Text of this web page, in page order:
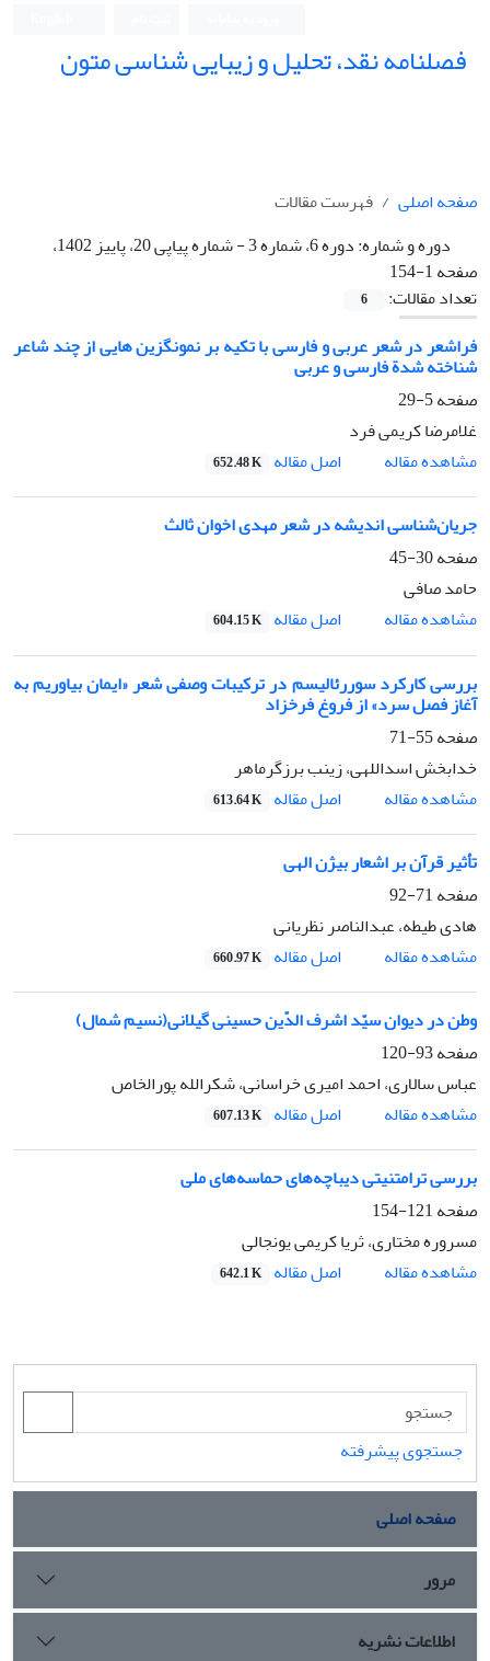
فصلنامه نقد، تحلیل و زیبایی شناسی متون
صفحه اصلی
فهرست مقالات
دوره و شماره:
دوره 6، شماره 3 - شماره پیاپی 20، پاییز 1402،
صفحه 1-154
تعداد مقالات:
6
فراشعر در شعر عربی و فارسی با تکیه بر نمونگزین هایی از چند شاعر
شناخته شدة فارسی و عربی
صفحه5-29
غلامرضا کریمی فرد
مشاهده مقاله
اصل مقاله 652.48 K
جریان‌شناسی اندیشه در شعر مهدی اخوان ثالث
صفحه30-45
حامد صافی
مشاهده مقاله
اصل مقاله 604.15 K
بررسی کارکرد سوررئالیسم در ترکیبات وصفی شعر «ایمان بیاوریم به
آغاز فصل سرد» از فروغ فرخزاد
صفحه55-71
خدابخش اسداللهی، زینب برزگرماهر
مشاهده مقاله
اصل مقاله 613.64 K
تأثیر قرآن بر اشعار بیژن الهی
صفحه71-92
هادی طیطه، عبدالناصر نظریانی
مشاهده مقاله
اصل مقاله 660.97 K
وطن در دیوان سیّد اشرف الدّین حسینی گیلانی(نسیم شمال)
صفحه93-120
عباس سالاری، احمد امیری خراسانی، شکرالله پورالخاص
مشاهده مقاله
اصل مقاله 607.13 K
بررسی ترامتنیتی دیباچه‌های حماسه‌های ملی
صفحه121-154
مسروره مختاری، ثریا کریمی یونجالی
مشاهده مقاله
اصل مقاله 642.1 K
جستجوی پیشرفته
صفحه اصلی
مرور
اطلاعات نشریه